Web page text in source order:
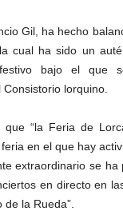
Gil, ha hecho
cual ha sido un
bajo el que
lorquino.
que “la Feria de
en el que hay
extraordinario se
en directo en
la Rueda”.